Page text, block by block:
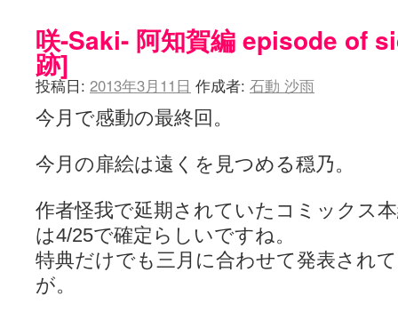
プンスコ！ 野依日和！ - 咲-Saki- / 小蒔「渚のあわあわダブリィレイ
Ethanの色々ゆるじゃん不敗神話 - 咲-Saki- / 哲学的に考えてみる園城
幸咲良し / コメ返しその他
咲の仮blog / 和ちゃん (12:02)
もれ日和 / 一ちゃんのフィギュアと聞いたので (08:30)
読んだらそのままトイレで流して / 【今週の末原ちゃん】咲-Saki-
世紀末麻雀ブログ-じゃんキチ！ / 【咲-saki-】穏乃の良さを俺が「あ
ハッちゃんの四喜和 - 咲-Saki- / 咲-Saki-全国編 第13話 最終回かぁ
花鳥風月 - 咲-Saki- / やえたんイェイ～ (06:09)
電波天文学 - 咲-Saki- / BOOTH (15:19)
Powered by livedoor 相互RSS
咲-Saki- 阿知賀編 episode of
跡]
投稿日: 2013年3月11日 作成者: 石動 沙雨
今月で感動の最終回。
今月の扉絵は遠くを見つめる穏乃。
作者怪我で延期されていたコミックス
は4/25で確定らしいですね。
特典だけでも三月に合わせて発表され
が。